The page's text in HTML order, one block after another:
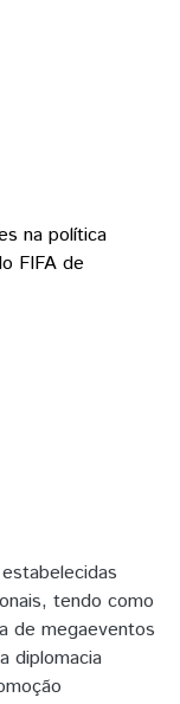
na política
FIFA de
tendo como
de megaeventos
diplomacia